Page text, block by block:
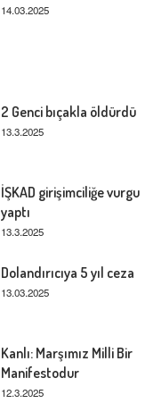
14.03.2025
2 Genci bıçakla öldürdü
13.3.2025
İŞKAD girişimciliğe vurgu
yaptı
13.3.2025
Dolandırıcıya 5 yıl ceza
13.03.2025
Kanlı: Marşımız Milli Bir
Manifestodur
12.3.2025